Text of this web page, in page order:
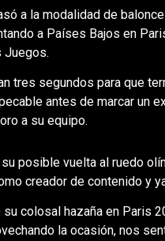
a la modalidad de
a Países Bajos en
Juegos.
tres segundos para que
antes de marcar un
a su equipo.
posible vuelta al ruedo
creador de contenido y
colosal hazaña en Paris
la ocasión, nos